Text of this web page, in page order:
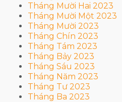
Tháng Mười Hai 2023
Tháng Mười Một 2023
Tháng Mười 2023
Tháng Chín 2023
Tháng Tám 2023
Tháng Bảy 2023
Tháng Sáu 2023
Tháng Năm 2023
Tháng Tư 2023
Tháng Ba 2023